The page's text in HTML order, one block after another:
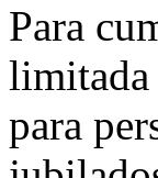
Para
limitada
para